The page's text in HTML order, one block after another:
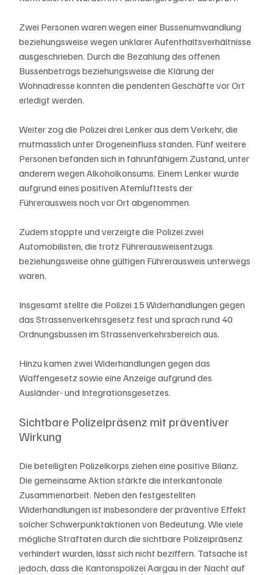
Zwei Personen waren wegen einer Bussenumwandlung
beziehungsweise wegen unklarer Aufenthaltsverhältnisse
ausgeschrieben. Durch die Bezahlung des offenen
Bussenbetrags beziehungsweise die Klärung der
Wohnadresse konnten die pendenten Geschäfte vor Ort
erledigt werden.
Weiter zog die Polizei drei Lenker aus dem Verkehr, die
mutmasslich unter Drogeneinfluss standen. Fünf weitere
Personen befanden sich in fahrunfähigem Zustand, unter
anderem wegen Alkoholkonsums. Einem Lenker wurde
aufgrund eines positiven Atemlufttests der
Führerausweis noch vor Ort abgenommen.
Zudem stoppte und verzeigte die Polizei zwei
Automobilisten, die trotz Führerausweisentzugs
beziehungsweise ohne gültigen Führerausweis unterwegs
waren.
Insgesamt stellte die Polizei 15 Widerhandlungen gegen
das Strassenverkehrsgesetz fest und sprach rund 40
Ordnungsbussen im Strassenverkehrsbereich aus.
Hinzu kamen zwei Widerhandlungen gegen das
Waffengesetz sowie eine Anzeige aufgrund des
Ausländer- und Integrationsgesetzes.
Sichtbare Polizeipräsenz mit präventiver
Wirkung
Die beteiligten Polizeikorps ziehen eine positive Bilanz.
Die gemeinsame Aktion stärkte die interkantonale
Zusammenarbeit. Neben den festgestellten
Widerhandlungen ist insbesondere der präventive Effekt
solcher Schwerpunktaktionen von Bedeutung. Wie viele
mögliche Straftaten durch die sichtbare Polizeipräsenz
verhindert wurden, lässt sich nicht beziffern. Tatsache ist
jedoch, dass die Kantonspolizei Aargau in der Nacht auf